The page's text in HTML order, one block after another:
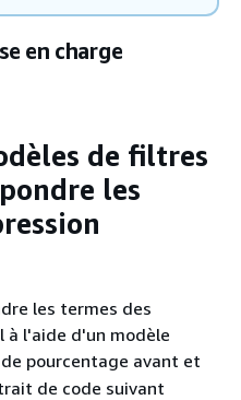
en charge
de filtres
les
les termes des
à l'aide d'un modèle
pourcentage avant et
de code suivant